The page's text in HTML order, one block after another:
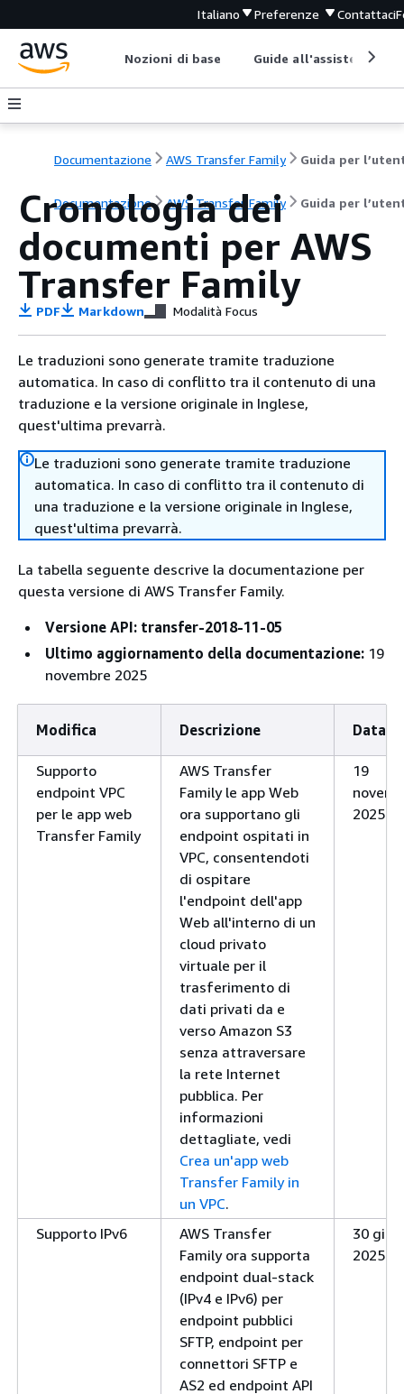
Italiano Preferenze Contattaci
Nozioni di base Guide all'assistenza
Documentazione AWS Transfer Family Guida per
Documentazione AWS Transfer Family Guida per
Cronologia dei
documenti per AWS
Transfer Family
PDF Markdown Modalità Focus
Le traduzioni sono generate tramite traduzione
automatica. In caso di conflitto tra il contenuto di una
traduzione e la versione originale in Inglese,
quest'ultima prevarrà.
Le traduzioni sono generate tramite traduzione
automatica. In caso di conflitto tra il contenuto di
una traduzione e la versione originale in Inglese,
quest'ultima prevarrà.
La tabella seguente descrive la documentazione per
questa versione di AWS Transfer Family.
Versione API: transfer-2018-11-05
Ultimo aggiornamento della documentazione: 19
novembre 2025
Modifica Descrizione Data
Supporto
endpoint VPC
per le app web
Transfer Family
AWS Transfer
Family le app Web
ora supportano gli
endpoint ospitati in
VPC, consentendoti
di ospitare
l'endpoint dell'app
Web all'interno di un
cloud privato
virtuale per il
trasferimento di
dati privati da e
verso Amazon S3
senza attraversare
la rete Internet
pubblica. Per
informazioni
dettagliate, vedi
Crea un'app web
Transfer Family in
un VPC.
19
2025
Supporto IPv6
AWS Transfer
Family ora supporta
endpoint dual-stack
(IPv4 e IPv6) per
endpoint pubblici
SFTP, endpoint per
connettori SFTP e
AS2 ed endpoint API
30
2025